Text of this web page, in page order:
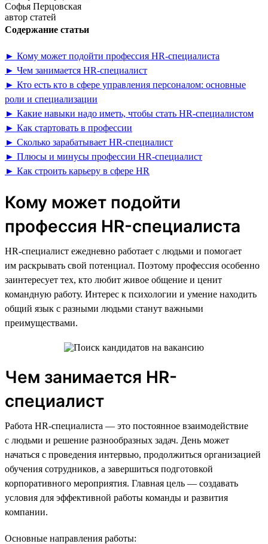
Софья Перцовская
автор статей
Содержание статьи
► Кому может подойти профессия HR-специалиста
► Чем занимается HR-специалист
► Кто есть кто в сфере управления персоналом: основные
роли и специализации
► Какие навыки надо иметь, чтобы стать HR-специалистом
► Как стартовать в профессии
► Сколько зарабатывает HR-специалист
► Плюсы и минусы профессии HR-специалист
► Как строить карьеру в сфере HR
Кому может подойти
профессия HR-специалиста
HR-специалист ежедневно работает с людьми и помогает
им раскрывать свой потенциал. Поэтому профессия особенно
заинтересует тех, кто любит живое общение и ценит
командную работу. Интерес к психологии и умение находить
общий язык с разными людьми станут важными
преимуществами.
Чем занимается HR-
специалист
Работа HR-специалиста — это постоянное взаимодействие
с людьми и решение разнообразных задач. День может
начаться с проведения интервью, продолжиться организацией
обучения сотрудников, а завершиться подготовкой
корпоративного мероприятия. Главная цель — создавать
условия для эффективной работы команды и развития
компании.
Основные направления работы: